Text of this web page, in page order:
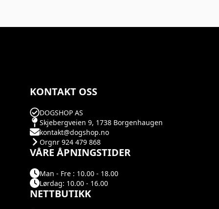
KONTAKT OSS
DOGSHOP AS
Skjebergveien 9, 1738 Borgenhaugen
kontakt@dogshop.no
Orgnr 924 479 868
VÅRE ÅPNINGSTIDER
Man - Fre : 10.00 - 18.00
Lørdag: 10.00 - 16.00
NETTBUTIKK